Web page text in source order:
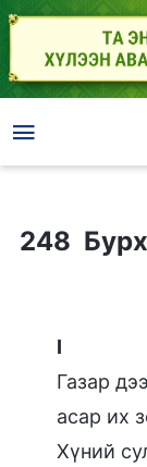
248 Бурханы
248
I
Газар
асар их
Хүний